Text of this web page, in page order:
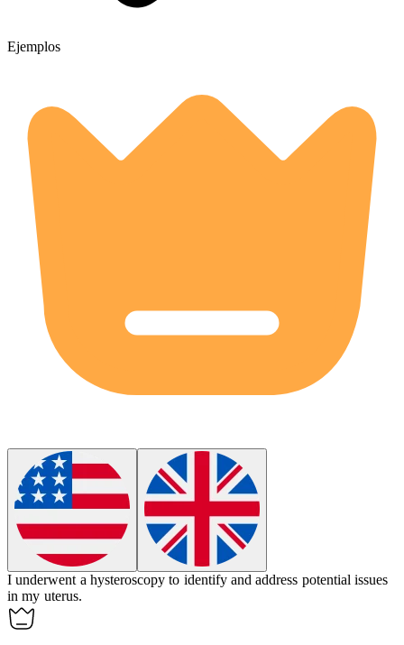
Ejemplos
I underwent a hysteroscopy to identify and address potential issues
in my uterus.